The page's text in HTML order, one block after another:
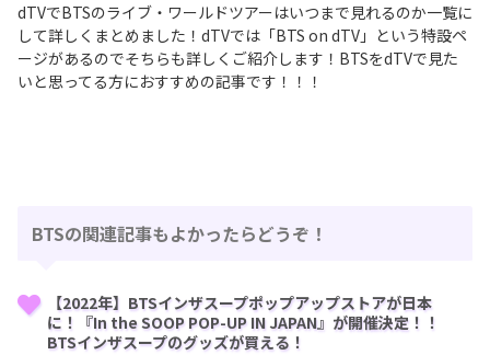
dTVでBTSのライブ・ワールドツアーはいつまで見れるのか一覧に
して詳しくまとめました！dTVでは「BTS on dTV」という特設ペ
ージがあるのでそちらも詳しくご紹介します！BTSをdTVで見た
いと思ってる方におすすめの記事です！！！
BTSの関連記事もよかったらどうぞ！
【2022年】BTSインザスープポップアップストアが日本
に！『In the SOOP POP-UP IN JAPAN』が開催決定！！
BTSインザスープのグッズが買える！